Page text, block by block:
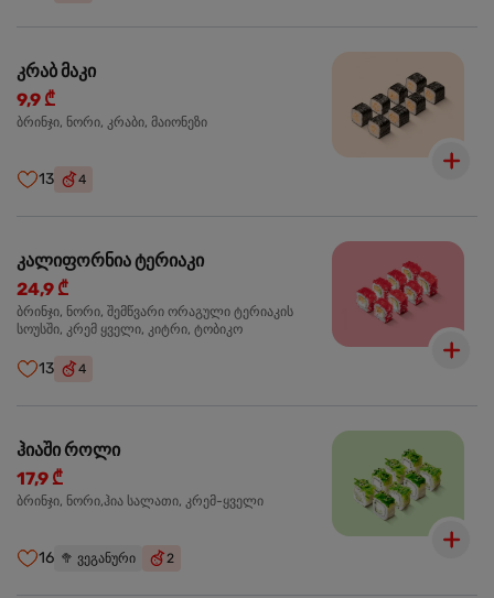
კრაბ მაკი
9,9 ₾
ბრინჯი, ნორი, კრაბი, მაიონეზი
13 4
კალიფორნია ტერიაკი
24,9 ₾
ბრინჯი, ნორი, შემწვარი ორაგული ტერიაკის
სოუსში, კრემ ყველი, კიტრი, ტობიკო
13 4
ჰიაში როლი
17,9 ₾
ბრინჯი, ნორი,ჰია სალათი, კრემ-ყველი
16 🥦 ვეგანური 2